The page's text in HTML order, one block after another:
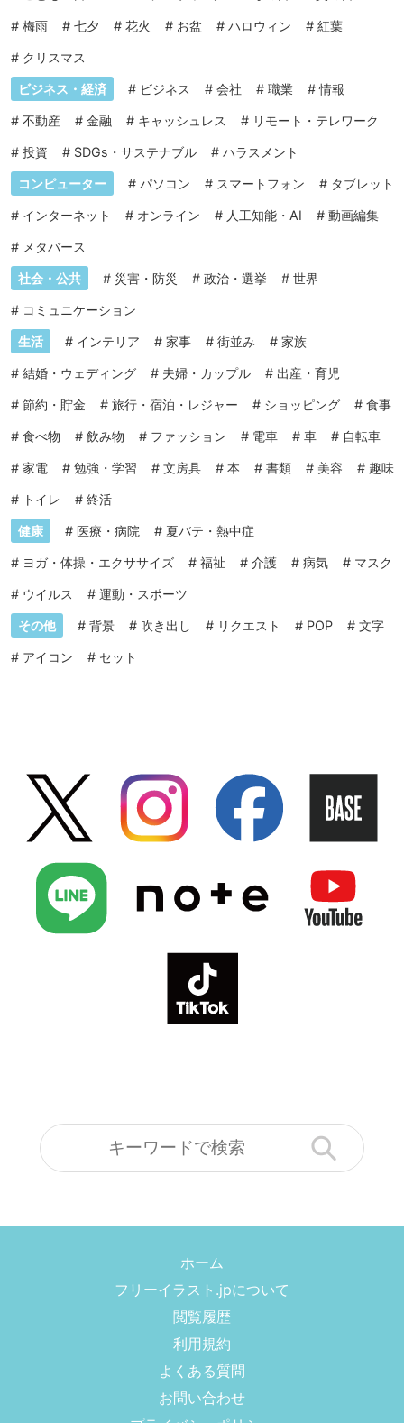
# 梅雨 # 七夕 # 花火 # お盆 # ハロウィン # 紅葉
# クリスマス
ビジネス・経済 # ビジネス # 会社 # 職業 #情報
# 不動産 # 金融 # キャッシュレス # リモート・テレワーク
# 投資 # SDGs・サステナブル # ハラスメント
コンピューター # パソコン # スマートフォン # タブレット
# インターネット # オンライン # 人工知能・AI # 動画編集
# メタバース
社会・公共 # 災害・防災 # 政治・選挙 # 世界
# コミュニケーション
生活 # インテリア # 家事 # 街並み # 家族
# 結婚・ウェディング # 夫婦・カップル # 出産・育児
# 節約・貯金 # 旅行・宿泊・レジャー # ショッピング # 食事
# 食べ物 # 飲み物 # ファッション # 電車 # 車 # 自転車
# 家電 # 勉強・学習 # 文房具 # 本 # 書類 # 美容 # 趣味
# トイレ # 終活
健康 # 医療・病院 # 夏バテ・熱中症
# ヨガ・体操・エクササイズ # 福祉 # 介護 # 病気 # マスク
# ウイルス # 運動・スポーツ
その他 # 背景 # 吹き出し # リクエスト # POP # 文字
# アイコン # セット
ホーム
フリーイラスト.jpについて
閲覧履歴
利用規約
よくある質問
お問い合わせ